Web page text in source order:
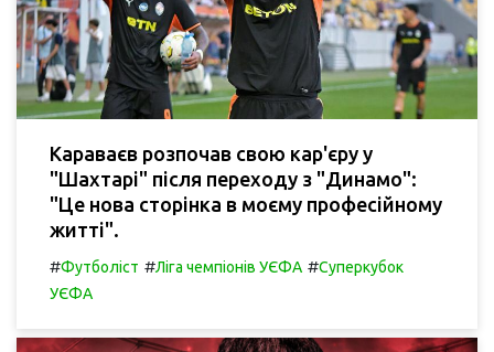
Караваєв розпочав свою кар'єру у
"Шахтарі" після переходу з "Динамо":
"Це нова сторінка в моєму професійному
житті".
#Футболіст #Ліга чемпіонів УЄФА #Суперкубок
УЄФА